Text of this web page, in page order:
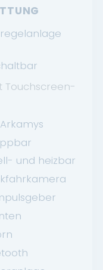
Touchscreen-
und heizbar